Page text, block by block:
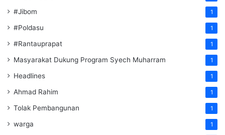
#Jibom 1
#Poldasu 1
#Rantauprapat 1
Masyarakat Dukung Program Syech Muharram 1
Headlines 1
Ahmad Rahim 1
Tolak Pembangunan 1
warga 1